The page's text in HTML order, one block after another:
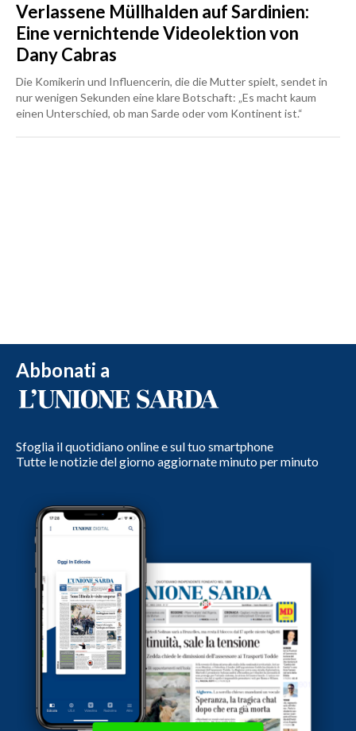
Verlassene Müllhalden auf Sardinien:
Eine vernichtende Videolektion von
Dany Cabras
Die Komikerin und Influencerin, die die Mutter spielt, sendet in
nur wenigen Sekunden eine klare Botschaft: „Es macht kaum
einen Unterschied, ob man Sarde oder vom Kontinent ist.“
Abbonati a
Sfoglia il quotidiano online e sul tuo smartphone
Tutte le notizie del giorno aggiornate minuto per minuto